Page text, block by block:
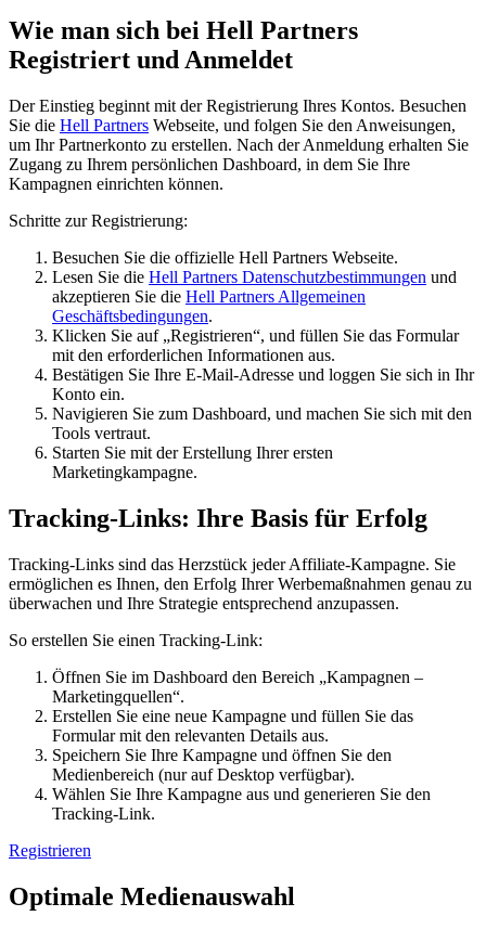
Wie man sich bei Hell Partners
Registriert und Anmeldet
Der Einstieg beginnt mit der Registrierung Ihres Kontos. Besuchen
Sie die Hell Partners Webseite, und folgen Sie den Anweisungen,
um Ihr Partnerkonto zu erstellen. Nach der Anmeldung erhalten Sie
Zugang zu Ihrem persönlichen Dashboard, in dem Sie Ihre
Kampagnen einrichten können.
Schritte zur Registrierung:
Besuchen Sie die offizielle Hell Partners Webseite.
Lesen Sie die Hell Partners Datenschutzbestimmungen und
akzeptieren Sie die Hell Partners Allgemeinen
Geschäftsbedingungen.
Klicken Sie auf „Registrieren“, und füllen Sie das Formular
mit den erforderlichen Informationen aus.
Bestätigen Sie Ihre E-Mail-Adresse und loggen Sie sich in Ihr
Konto ein.
Navigieren Sie zum Dashboard, und machen Sie sich mit den
Tools vertraut.
Starten Sie mit der Erstellung Ihrer ersten
Marketingkampagne.
Tracking-Links: Ihre Basis für Erfolg
Tracking-Links sind das Herzstück jeder Affiliate-Kampagne. Sie
ermöglichen es Ihnen, den Erfolg Ihrer Werbemaßnahmen genau zu
überwachen und Ihre Strategie entsprechend anzupassen.
So erstellen Sie einen Tracking-Link:
Öffnen Sie im Dashboard den Bereich „Kampagnen –
Marketingquellen“.
Erstellen Sie eine neue Kampagne und füllen Sie das
Formular mit den relevanten Details aus.
Speichern Sie Ihre Kampagne und öffnen Sie den
Medienbereich (nur auf Desktop verfügbar).
Wählen Sie Ihre Kampagne aus und generieren Sie den
Tracking-Link.
Registrieren
Optimale Medienauswahl